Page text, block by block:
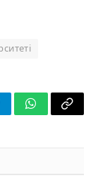
WhatsApp
Copy